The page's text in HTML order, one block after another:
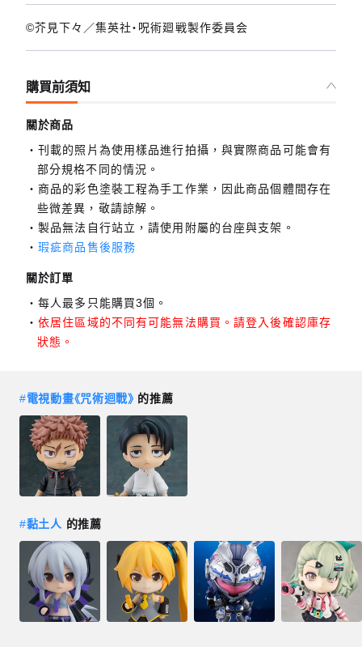
©芥見下々／集英社・呪術廻戦製作委員会
購買前須知
關於商品
刊載的照片為使用樣品進行拍攝，與實際商品可能會有
部分規格不同的情況。
商品的彩色塗裝工程為手工作業，因此商品個體間存在
些微差異，敬請諒解。
製品無法自行站立，請使用附屬的台座與支架。
瑕疵商品售後服務
關於訂單
每人最多只能購買3個。
依居住區域的不同有可能無法購買。請登入後確認庫存
狀態。
#電視動畫《咒術迴戰》 的推薦
#黏土人 的推薦